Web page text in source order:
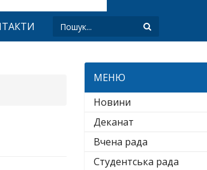
МЕНЮ
Новини
Деканат
Вчена рада
Студентська рада